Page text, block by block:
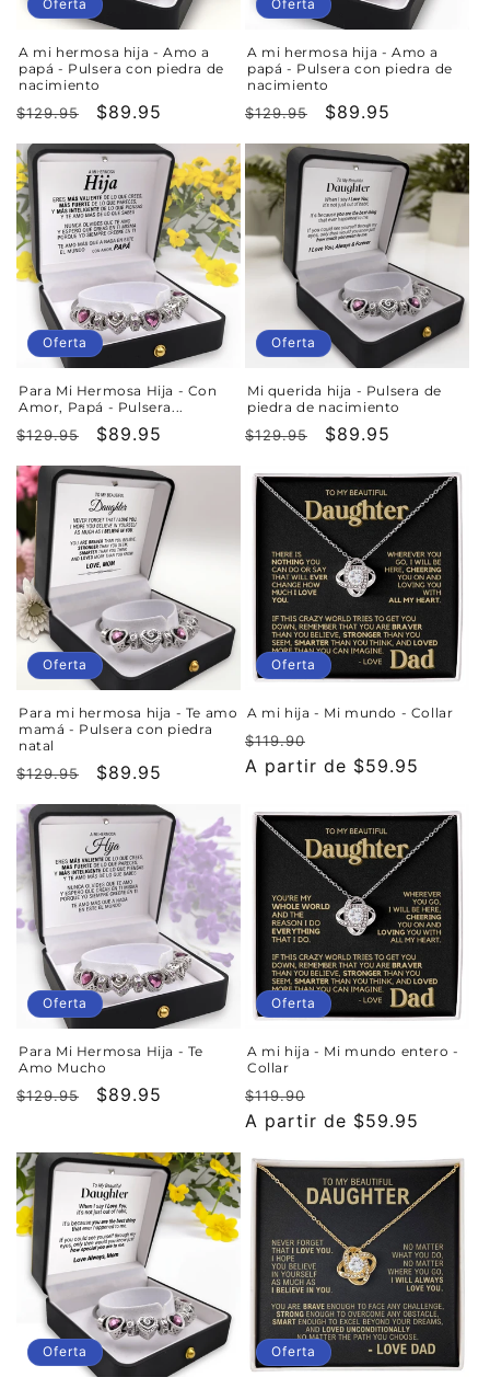
:
Oferta
A mi hermosa hija - Amo a
papá - Pulsera con piedra de
nacimiento
Precio
habitual
$129.95
Precio
de
oferta
$89.95
Oferta
A mi hermosa hija - Amo a
papá - Pulsera con piedra de
nacimiento
Precio
habitual
$129.95
Precio
de
oferta
$89.95
Oferta
Para Mi Hermosa Hija - Con
Amor, Papá - Pulsera...
Precio
habitual
$129.95
Precio
de
oferta
$89.95
Oferta
Mi querida hija - Pulsera de
piedra de nacimiento
Precio
$129.95
Precio
oferta
$89.95
Oferta
Para mi hermosa hija - Te amo
mamá - Pulsera con piedra
natal
Precio
habitual
$129.95
Precio
de
oferta
$89.95
Oferta
A mi hija - Mi mundo - Collar
Precio
habitual
$119.90
de
A partir de $59.95
Oferta
Para Mi Hermosa Hija - Te
Amo Mucho
Precio
$129.95
Precio
oferta
$89.95
Oferta
A mi hija - Mi mundo entero -
Collar
Precio
habitual
$119.90
de
A partir de $59.95
Oferta Oferta